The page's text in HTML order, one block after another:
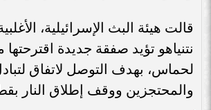
قالت هيئة البث الإسرائيلية،
نتنياهو تؤيد صفقة جديدة
لحماس، بهدف التوصل لاتفاق
والمحتجزين ووقف إطلاق النار